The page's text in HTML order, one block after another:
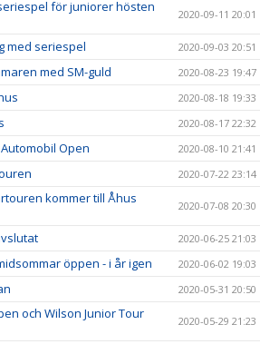
för juniorer hösten
2020-09-11 20:01
med seriespel 2020-09-03 20:51
med SM-guld 2020-08-23 19:47
2020-08-18 19:33
2020-08-17 22:32
Open 2020-08-10 21:41
2020-07-22 23:14
kommer till Åhus
2020-07-08 20:30
2020-06-25 21:03
öppen - i år igen 2020-06-02 19:03
2020-05-31 20:50
och Wilson Junior Tour
2020-05-29 21:23